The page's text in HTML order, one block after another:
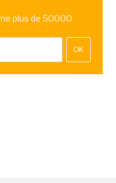
plus de 50000
OK